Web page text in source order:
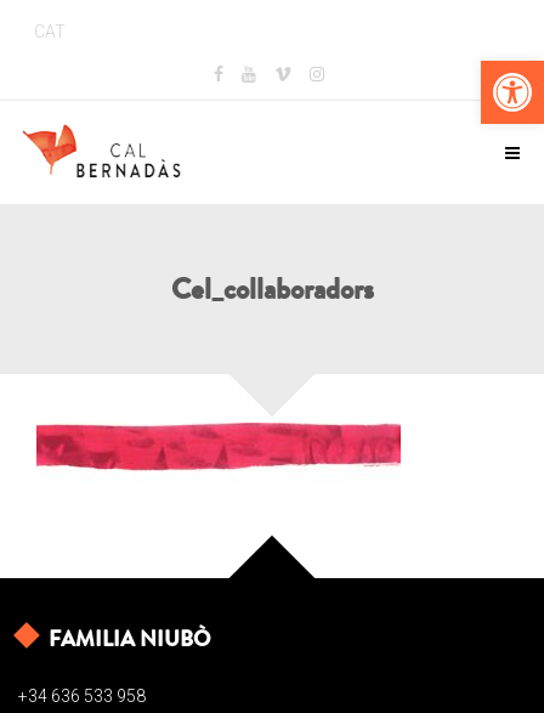
CAT
Cel_collaboradors
FAMILIA NIUBÒ
+34 636 533 958